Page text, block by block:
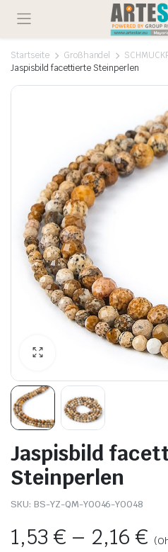
Startseite Großhandel
Jaspisbild facettierte Steinperlen
Jaspisbild
Steinperlen
SKU: BS-YZ-QM-Y0046-Y0048
1,53€ – 2,16€